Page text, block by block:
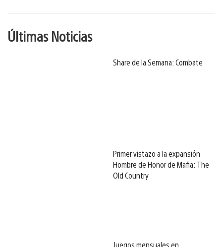
Últimas Noticias
Share de la Semana: Combate
Primer vistazo a la expansión
Hombre de Honor de Mafia: The
Old Country
Juegos mensuales en